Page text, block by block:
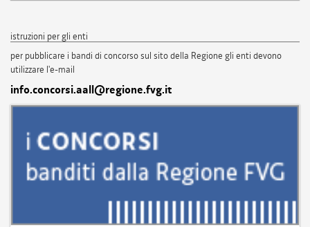
istruzioni per gli enti
per pubblicare i bandi di concorso sul sito della Regione gli enti devono
utilizzare l'e-mail
info.concorsi.aall@regione.fvg.it